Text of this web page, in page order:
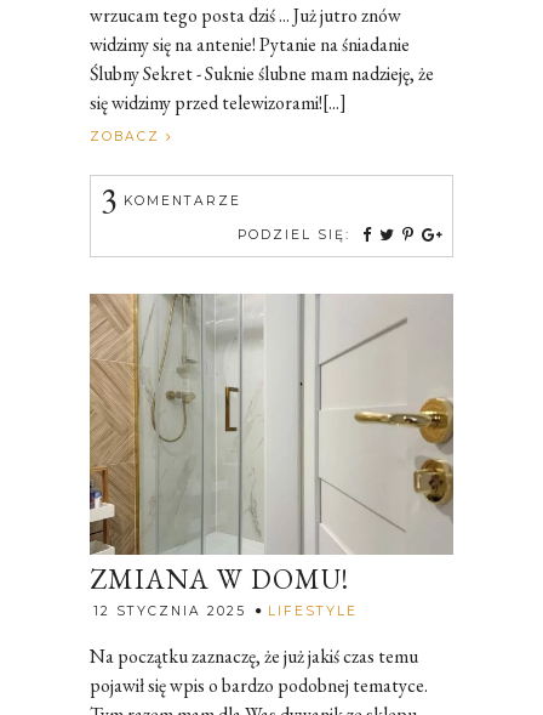
wrzucam tego posta dziś ... Już jutro znów
widzimy się na antenie! Pytanie na śniadanie
Ślubny Sekret - Suknie ślubne mam nadzieję, że
się widzimy przed telewizorami![...]
ZOBACZ
3 KOMENTARZE
PODZIEL SIĘ:
ZMIANA W DOMU!
12 STYCZNIA 2025 LIFESTYLE
Na początku zaznaczę, że już jakiś czas temu
pojawił się wpis o bardzo podobnej tematyce.